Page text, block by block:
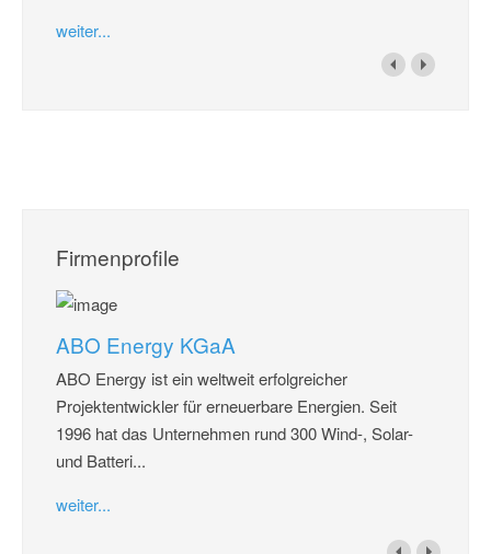
weiter...
Firmenprofile
ABO Energy KGaA
ABO Energy ist ein weltweit erfolgreicher
Projektentwickler für erneuerbare Energien. Seit
1996 hat das Unternehmen rund 300 Wind-, Solar-
und Batteri...
weiter...